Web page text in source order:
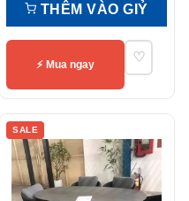
THÊM VÀO GIỶ
⚡ Mua ngay ♡
SALE